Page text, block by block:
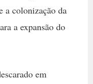
a colonização da
a expansão do
em